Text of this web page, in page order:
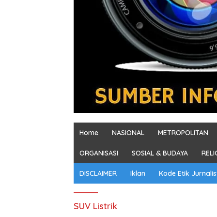
Home NASIONAL METROPOLITAN
ORGANISASI SOSIAL & BUDAYA
DISCLAIMER Iklan Kode Etik
SUV Listrik